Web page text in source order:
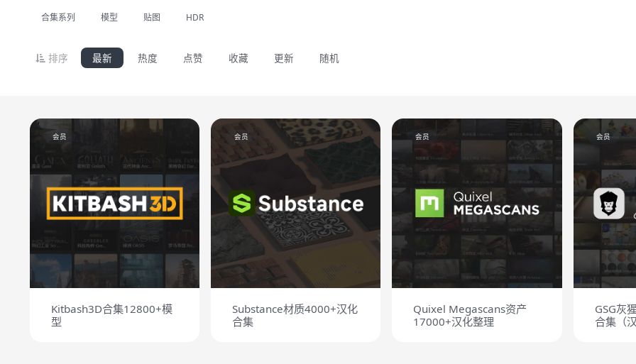
合集系列 模型 贴图 HDR
排序 最新 热度 点赞 收藏 更新 随机
会员
Kitbash3D合集12800+模
型
会员
Substance材质4000+汉化
合集
会员
Quixel Megascans资产
17000+汉化整理
会员
GSG灰
合集（